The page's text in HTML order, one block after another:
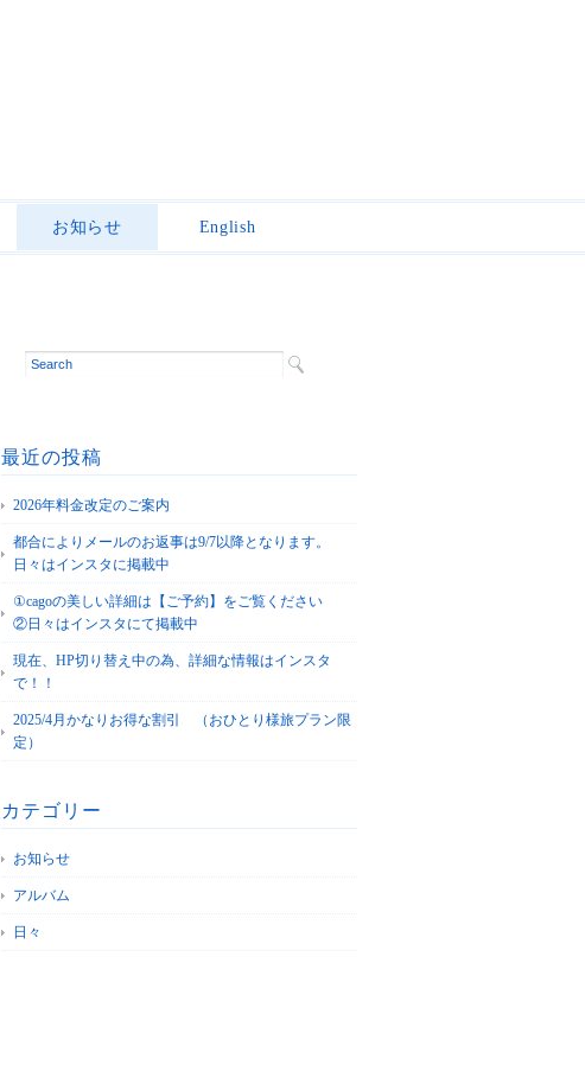
お知らせ English
最近の投稿
2026年料金改定のご案内
都合によりメールのお返事は9/7以降となります。
日々はインスタに掲載中
①cagoの美しい詳細は【ご予約】をご覧ください
②日々はインスタにて掲載中
現在、HP切り替え中の為、詳細な情報はインスタ
で！！
2025/4月かなりお得な割引 （おひとり様旅プラン限
定）
カテゴリー
お知らせ
アルバム
日々